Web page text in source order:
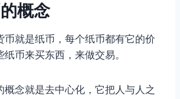
概念
币就是纸币，每个纸币都有它的价
币来买东西，来做交易。
概念就是去中心化，它把人与人之